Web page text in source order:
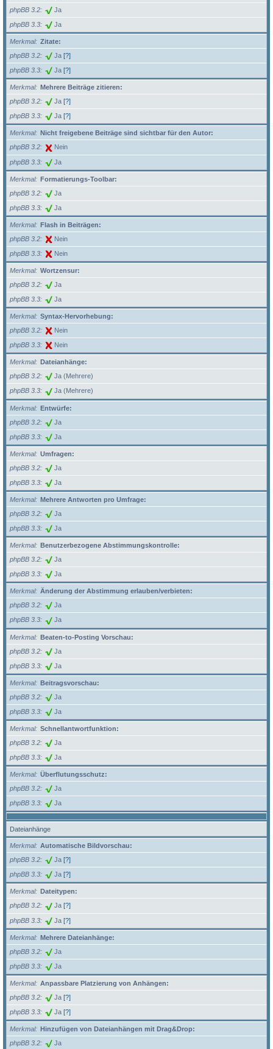
phpBB 3.2
Ja
phpBB 3.3 Ja
Merkmal
Zitate:
phpBB 3.2
Ja [?]
phpBB 3.3 Ja [?]
Merkmal
Mehrere Beiträge zitieren:
phpBB 3.2
Ja [?]
phpBB 3.3 Ja [?]
Merkmal
Nicht freigebene Beiträge sind sichtbar für den Autor:
phpBB 3.2
Nein
phpBB 3.3 Ja
Merkmal
Formatierungs-Toolbar:
phpBB 3.2
Ja
phpBB 3.3 Ja
Merkmal
Flash in Beiträgen:
phpBB 3.2
Nein
phpBB 3.3 Nein
Merkmal
Wortzensur:
phpBB 3.2
Ja
phpBB 3.3 Ja
Merkmal
Syntax-Hervorhebung:
phpBB 3.2
Nein
phpBB 3.3 Nein
Merkmal
Dateianhänge:
phpBB 3.2
Ja (Mehrere)
phpBB 3.3 Ja (Mehrere)
Merkmal
Entwürfe:
phpBB 3.2
Ja
phpBB 3.3 Ja
Merkmal
Umfragen:
phpBB 3.2
Ja
phpBB 3.3 Ja
Merkmal
Mehrere Antworten pro Umfrage:
phpBB 3.2
Ja
phpBB 3.3 Ja
Merkmal
Benutzerbezogene Abstimmungskontrolle:
phpBB 3.2
Ja
phpBB 3.3 Ja
Merkmal
Änderung der Abstimmung erlauben/verbieten:
phpBB 3.2
Ja
phpBB 3.3 Ja
Merkmal
Beaten-to-Posting Vorschau:
phpBB 3.2
Ja
phpBB 3.3 Ja
Merkmal
Beitragsvorschau:
phpBB 3.2
Ja
phpBB 3.3 Ja
Merkmal
Schnellantwortfunktion:
phpBB 3.2
Ja
phpBB 3.3 Ja
Merkmal
Überflutungsschutz:
phpBB 3.2
Ja
phpBB 3.3 Ja
Dateianhänge
Merkmal
Automatische Bildvorschau:
phpBB 3.2
Ja [?]
phpBB 3.3 Ja [?]
Merkmal
Dateitypen:
phpBB 3.2
Ja [?]
phpBB 3.3 Ja [?]
Merkmal
Mehrere Dateianhänge:
phpBB 3.2
Ja
phpBB 3.3 Ja
Merkmal
Anpassbare Platzierung von Anhängen:
phpBB 3.2
Ja [?]
phpBB 3.3 Ja [?]
Merkmal
Hinzufügen von Dateianhängen mit Drag&Drop:
phpBB 3.2
Ja